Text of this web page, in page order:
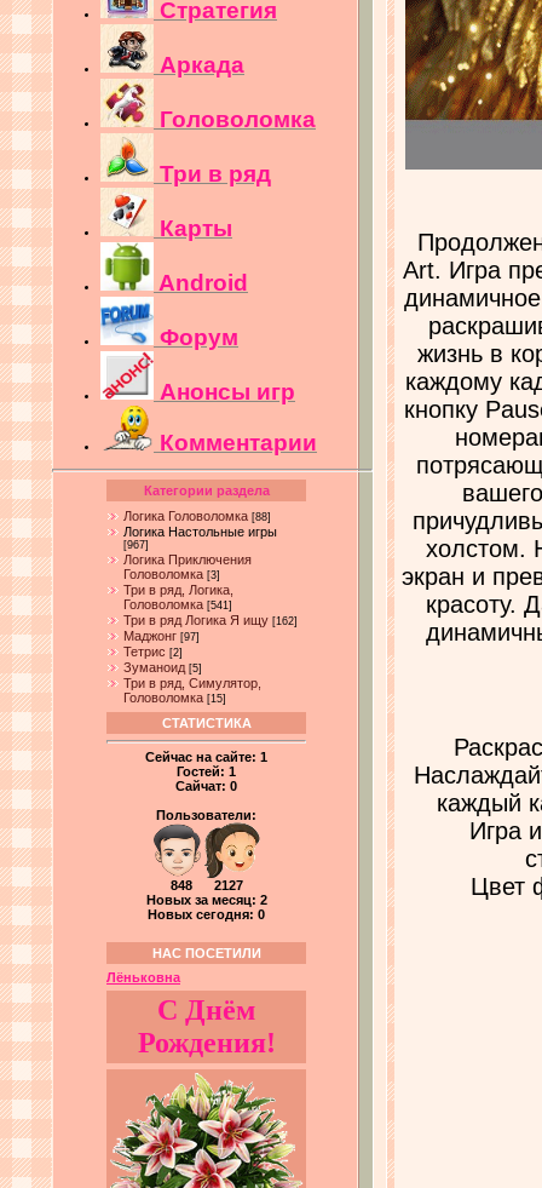
Стратегия
Аркада
Головоломка
Три в ряд
Карты
Android
Форум
Анонсы игр
Комментарии
Категории раздела
Логика Головоломка [88]
Логика Настольные игры
[967]
Логика Приключения
Головоломка [3]
Три в ряд, Логика,
Головоломка [541]
Три в ряд Логика Я ищу [162]
Маджонг [97]
Тетрис [2]
Зуманоид [5]
Три в ряд, Симулятор,
Головоломка [15]
СТАТИСТИКА
Сейчас на сайте: 1
Гостей: 1
Сайчат: 0
Пользователи:
848 2127
Новых за месяц: 2
Новых сегодня: 0
НАС ПОСЕТИЛИ
Лёньковна
С Днём
Рождения!
Art. Игра
жизнь в
каждому
кнопку
холстом.
экран и
красоту.
каждый
Игра
Цвет